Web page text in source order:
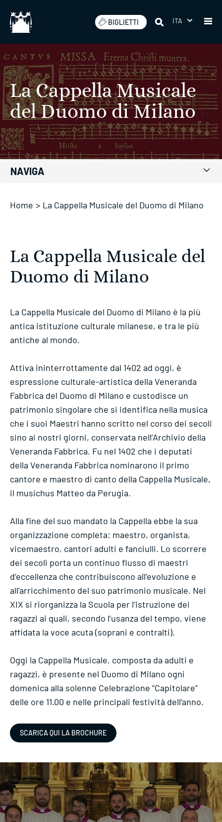
BIGLIETTI ITA
La Cappella Musicale
del Duomo di Milano
NAVIGA
Home > La Cappella Musicale del Duomo di Milano
La Cappella Musicale del
Duomo di Milano
La Cappella Musicale del Duomo di Milano è la più
antica istituzione culturale milanese, e tra le più
antiche al mondo.
Attiva ininterrottamente dal 1402 ad oggi, è
espressione culturale-artistica della Veneranda
Fabbrica del Duomo di Milano e custodisce un
patrimonio singolare che si identifica nella musica
che i suoi Maestri hanno scritto nel corso dei secoli
sino ai nostri giorni, conservata nell’Archivio della
Veneranda Fabbrica. Fu nel 1402 che i deputati
della Veneranda Fabbrica nominarono il primo
cantore e maestro di canto della Cappella Musicale,
il musichus Matteo da Perugia.
Alla fine del suo mandato la Cappella ebbe la sua
organizzazione completa: maestro, organista,
vicemaestro, cantori adulti e fanciulli. Lo scorrere
dei secoli porta un continuo flusso di maestri
d‘eccellenza che contribuiscono all’evoluzione e
all’arricchimento del suo patrimonio musicale. Nel
XIX si riorganizza la Scuola per l’istruzione dei
ragazzi ai quali, secondo l’usanza del tempo, viene
affidata la voce acuta (soprani e contralti).
Oggi la Cappella Musicale, composta da adulti e
ragazzi, è presente nel Duomo di Milano ogni
domenica alla solenne Celebrazione “Capitolare”
delle ore 11.00 e nelle principali festività dell’anno.
SCARICA QUI LA BROCHURE